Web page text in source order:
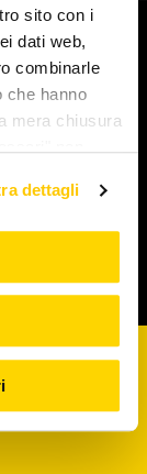
sito con i
dati web,
combinarle
che hanno
mera chiusura
espresso
dettagli